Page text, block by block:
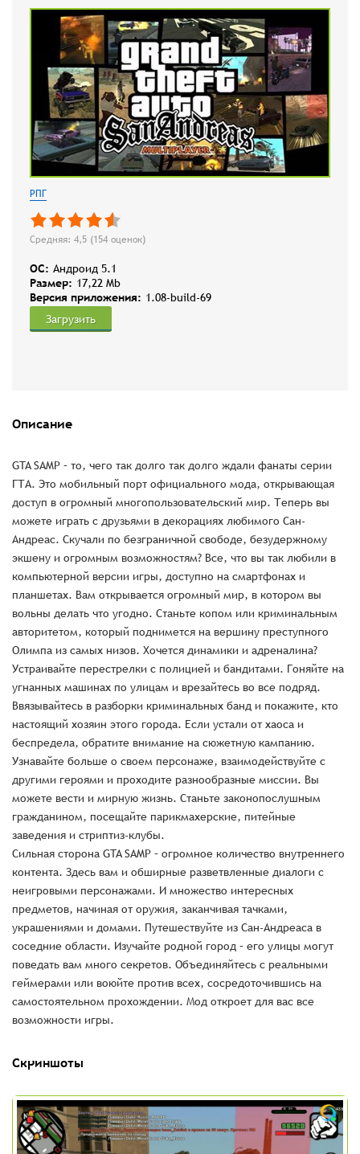
РПГ
Средняя: 4,5 (154 оценок)
OC: Андроид 5.1
Размер: 17,22 Mb
Версия приложения: 1.08-build-69
Загрузить
Описание
GTA SAMP – то, чего так долго так долго ждали фанаты серии
ГТА. Это мобильный порт официального мода, открывающая
доступ в огромный многопользовательский мир. Теперь вы
можете играть с друзьями в декорациях любимого Сан-
Андреас. Скучали по безграничной свободе, безудержному
экшену и огромным возможностям? Все, что вы так любили в
компьютерной версии игры, доступно на смартфонах и
планшетах. Вам открывается огромный мир, в котором вы
вольны делать что угодно. Станьте копом или криминальным
авторитетом, который поднимется на вершину преступного
Олимпа из самых низов. Хочется динамики и адреналина?
Устраивайте перестрелки с полицией и бандитами. Гоняйте на
угнанных машинах по улицам и врезайтесь во все подряд.
Ввязывайтесь в разборки криминальных банд и покажите, кто
настоящий хозяин этого города. Если устали от хаоса и
беспредела, обратите внимание на сюжетную кампанию.
Узнавайте больше о своем персонаже, взаимодействуйте с
другими героями и проходите разнообразные миссии. Вы
можете вести и мирную жизнь. Станьте законопослушным
гражданином, посещайте парикмахерские, питейные
заведения и стриптиз-клубы.
Сильная сторона GTA SAMP – огромное количество внутреннего
контента. Здесь вам и обширные разветвленные диалоги с
неигровыми персонажами. И множество интересных
предметов, начиная от оружия, заканчивая тачками,
украшениями и домами. Путешествуйте из Сан-Андреаса в
соседние области. Изучайте родной город – его улицы могут
поведать вам много секретов. Объединяйтесь с реальными
геймерами или воюйте против всех, сосредоточившись на
самостоятельном прохождении. Мод откроет для вас все
возможности игры.
Скриншоты